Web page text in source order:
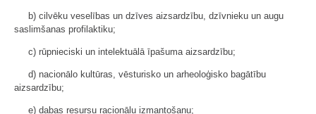
b) cilvēku veselības un dzīves aizsardzību, dzīvnieku un augu
saslimšanas profilaktiku;
c) rūpnieciski un intelektuālā īpašuma aizsardzību;
d) nacionālo kultūras, vēsturisko un arheoloģisko bagātību
aizsardzību;
e) dabas resursu racionālu izmantošanu;